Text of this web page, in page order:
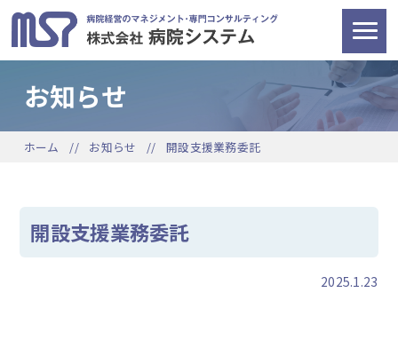
お知らせ
ホーム お知らせ 開設支援業務委託
開設支援業務委託
2025.1.23